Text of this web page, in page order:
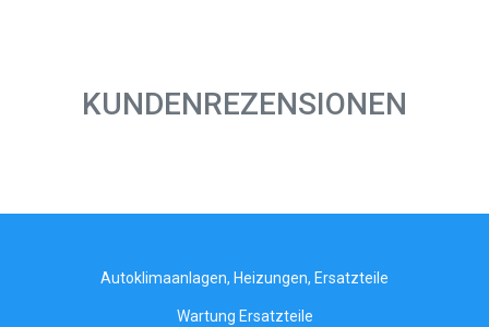
KUNDENREZENSIONEN
Autoklimaanlagen, Heizungen, Ersatzteile
Wartung Ersatzteile